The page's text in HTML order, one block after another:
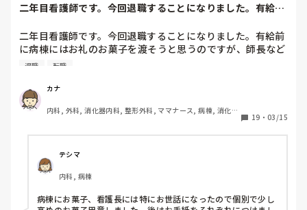
今後は今の私の不注意を正し、頑張っていきたいと思ってい
かわからないです。こんな私ですが何かアドバイスいただけ
れば嬉しいです。
「急性期の病棟で一から学び直す」
く領域を見つけて転職したくなった時に、キャリアが役立つの
ではないかと思います。
の看護師相手に無理な愛想笑いや、ご機嫌取りをしないことで
す。
聞き役に徹して、余計なことを言わず、必要最低限の報告・連
絡・相談だけして、淡々と自分の仕事をこなすようにしてくだ
さい。
わからないことがあったときだけ、周りの看護師に聞いてくだ
さい。
二年目看護師です。今回退職することになりました。有給前
二年目看護師です。今回退職することになりました。有給前
に病棟にはお礼のお菓子を渡そうと思うのですが、師長など
個々へお礼のお菓子を用意するか迷っています。みなさん移
退職 転職
カナ
内科, 外科, 消化器内科, 整形外科, ママナース, 病棟, 消化器
19 ・ 03/15
テシマ
内科, 病棟
病棟にお菓子、看護長には特にお世話になったので個別で少し